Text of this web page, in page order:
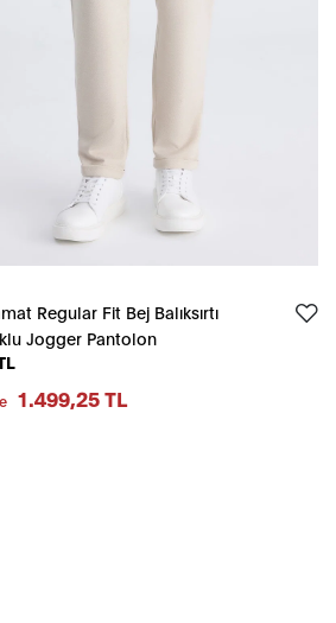
Regular Fit Bej Balıksırtı
Jogger Pantolon
1.499,25 TL